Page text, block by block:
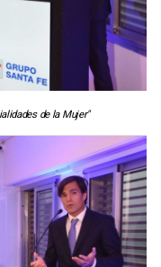
de la Mujer"